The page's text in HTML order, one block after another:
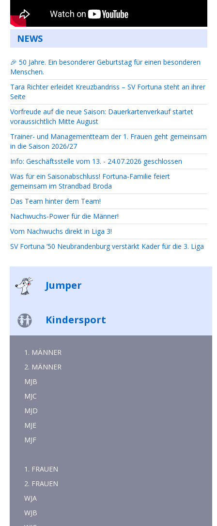
NEWS
🎉 50 Jahre. Ein besonderer Geburtstag für einen besonderen
Menschen.
Tara Richter erleidet Kreuzbandriss – SV Fortuna steht an ihrer
Seite
Vorfreude auf die neue Saison: Dauerkartenverkauf startet
voraussichtlich Mitte August
Trainer- und Managementteam der 1. Frauen geht gemeinsam
in die Saison 2026/27
Info: Geschäftsstelle vom 13. - 24.07.2026 geschlossen
Was für ein Saisonabschluss! Fortuna-Familie feiert
gemeinsam im Strandbad Broda
Das Team hinter dem Team!
Nachwuchs-Power für die Männer!
Vom Nachwuchs direkt in Liga 3!
SV Fortuna ’50 Neubrandenburg verstärkt Kader für die 3. Liga
Jumper
Kindersport
1. MÄNNER
2. MÄNNER
MJB
MJC
MJD
MJE
MJF
1. FRAUEN
2. FRAUEN
WJA
WJB